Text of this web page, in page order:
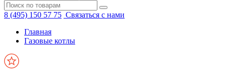
8 (495) 150 57 75 Связаться с нами
Главная
Газовые котлы